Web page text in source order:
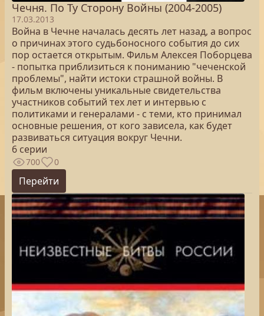
Чечня. По Ту Сторону Войны (2004-2005)
17.03.2013
Война в Чечне началась десять лет назад, а вопрос
о причинах этого судьбоносного события до сих
пор остается открытым. Фильм Алексея Поборцева
- попытка приблизиться к пониманию "чеченской
проблемы", найти истоки страшной войны. В
фильм включены уникальные свидетельства
участников событий тех лет и интервью с
политиками и генералами - с теми, кто принимал
основные решения, от кого зависела, как будет
развиваться ситуация вокруг Чечни.
6 серии
700 0
Перейти